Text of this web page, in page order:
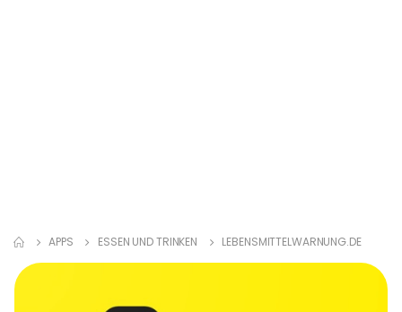
APPS ESSEN UND TRINKEN LEBENSMITTELWARNUNG.DE